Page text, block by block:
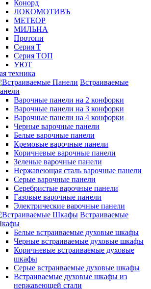
Конорд
ЛОКОМОТИВЪ
МЕТЕОР
МИЛЬНА
Протопи
Серия Т
Серия ТОП
УЮТ
техника
Встраиваемые
Варочные панели на 2 конфорки
Варочные панели на 3 конфорки
Варочные панели на 4 конфорки
Черные варочные панели
Белые варочные панели
Кремовые варочные панели
Коричневые варочные панели
Зеленые варочные панели
Нержавеющая сталь варочные панели
Серые варочные панели
Серебристые варочные панели
Газовые варочные панели
Электрические варочные панели
Встраиваемые
Белые встраиваемые духовые шкафы
Черные встраиваемые духовые шкафы
Коричневые встраиваемые духовые
шкафы
Серые встраиваемые духовые шкафы
Встраиваемые духовые шкафы из
нержавеющей стали